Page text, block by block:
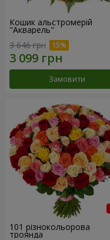
Кошик альстромерій
"Акварель"
3 646 грн
Замовити
101 різнокольорова
троянда